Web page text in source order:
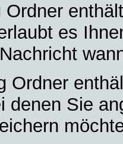
Ordner
es
Ordner
denen Sie